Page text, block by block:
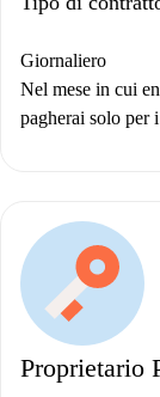
Giornaliero
Nel mese in cui
pagherai solo per
Proprietario